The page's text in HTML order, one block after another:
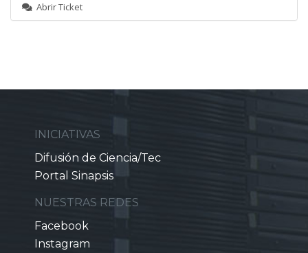
Abrir Ticket
INICIATIVAS
Difusión de Ciencia/Tec
Portal Sinapsis
NUESTRAS REDES
Facebook
Instagram